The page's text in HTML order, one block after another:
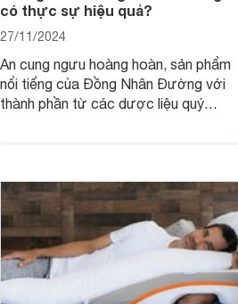
có thực sự hiệu quả?
27/11/2024
An cung ngưu hoàng hoàn, sản phẩm
nổi tiếng của Đồng Nhân Đường với
thành phần từ các dược liệu quý
phòng ngừa đột quỵ do nhồi máu não.